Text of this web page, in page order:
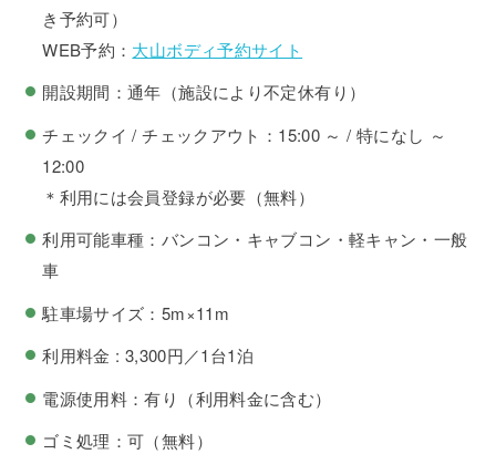
き予約可）
WEB予約： 大山ボディ予約サイト
開設期間：通年（施設により不定休有り）
チェックイ / チェックアウト：15:00 ～ / 特になし ～
12:00
＊利用には会員登録が必要（無料）
利用可能車種：バンコン・キャブコン・軽キャン・一般
車
駐車場サイズ：5m×11m
利用料金 : 3,300円／1台1泊
電源使用料：有り（利用料金に含む）
ゴミ処理：可（無料）